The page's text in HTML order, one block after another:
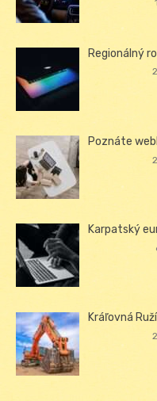
Regionálný
Poznáte
Karpatský
Kráľovná